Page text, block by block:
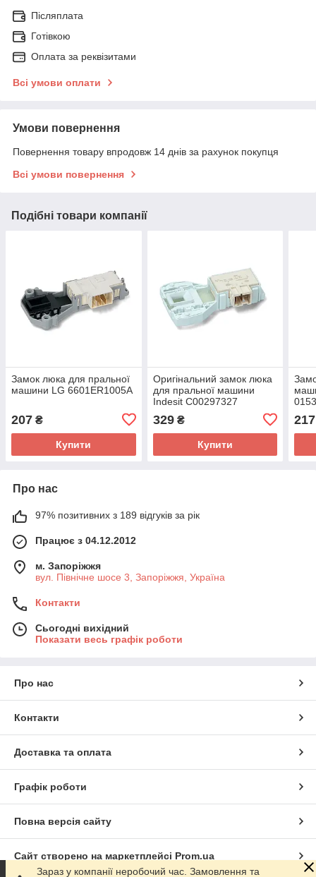
Післяплата
Готівкою
Оплата за реквізитами
Всі умови оплати
Умови повернення
Повернення товару впродовж 14 днів за рахунок покупця
Всі умови повернення
Подібні товари компанії
Замок люка для пральної
машини LG 6601ER1005A
207 ₴
Купити
Оригінальний замок люка
для пральної машини
Indesit C00297327
329₴
Купити
217
Про нас
97% позитивних з 189 відгуків за рік
Працює з 04.12.2012
м. Запоріжжя
вул. Північне шосе 3, Запоріжжя, Україна
Контакти
Сьогодні вихідний
Показати весь графік роботи
Про нас
Контакти
Доставка та оплата
Графік роботи
Повна версія сайту
Сайт створено на маркетплейсі Prom.ua
Зараз у компанії неробочий час. Замовлення та